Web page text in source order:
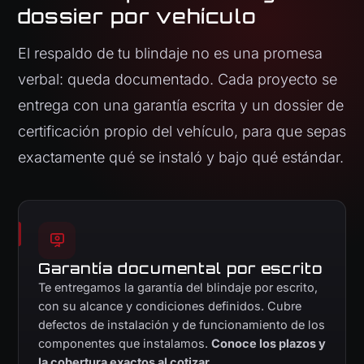
dossier por vehículo
El respaldo de tu blindaje no es una promesa
verbal: queda documentado. Cada proyecto se
entrega con una garantía escrita y un dossier de
certificación propio del vehículo, para que sepas
exactamente qué se instaló y bajo qué estándar.
Garantía documental por escrito
Te entregamos la garantía del blindaje por escrito,
con su alcance y condiciones definidos. Cubre
defectos de instalación y de funcionamiento de los
componentes que instalamos. Conoce los plazos y